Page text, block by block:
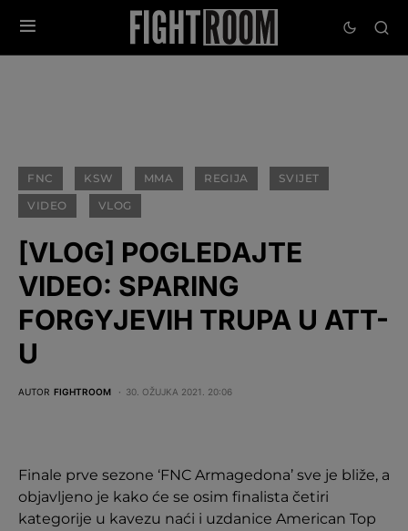
FNC KSW MMA REGIJA
SVIJET
VIDEO
VLOG
[VLOG] POGLEDAJTE
VIDEO: SPARING
FORGYJEVIH TRUPA U ATT-
U
AUTOR FIGHTROOM 30. OŽUJKA 2021. 20:06
Finale prve sezone ‘FNC Armagedona’ sve je bliže, a
objavljeno je kako će se osim finalista četiri
kategorije u kavezu naći i uzdanice American Top